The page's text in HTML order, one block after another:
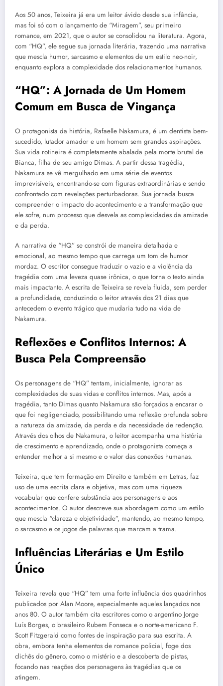
Aos 50 anos, Teixeira já era um leitor ávido desde sua infância,
mas foi só com o lançamento de “Miragem”, seu primeiro
romance, em 2021, que o autor se consolidou na literatura. Agora,
com “HQ”, ele segue sua jornada literária, trazendo uma narrativa
que mescla humor, sarcasmo e elementos de um estilo neo-noir,
enquanto explora a complexidade dos relacionamentos humanos.
“HQ”: A Jornada de Um Homem
Comum em Busca de Vingança
O protagonista da história, Rafaelle Nakamura, é um dentista bem-
sucedido, lutador amador e um homem sem grandes aspirações.
Sua vida rotineira é completamente abalada pela morte brutal de
Bianca, filha de seu amigo Dimas. A partir dessa tragédia,
Nakamura se vê mergulhado em uma série de eventos
imprevisíveis, encontrando-se com figuras extraordinárias e sendo
confrontado com revelações perturbadoras. Sua jornada busca
compreender o impacto do acontecimento e a transformação que
ele sofre, num processo que desvela as complexidades da amizade
e da perda.
A narrativa de “HQ” se constrói de maneira detalhada e
emocional, ao mesmo tempo que carrega um tom de humor
mordaz. O escritor consegue traduzir o vazio e a violência da
tragédia com uma leveza quase irônica, o que torna o texto ainda
mais impactante. A escrita de Teixeira se revela fluida, sem perder
a profundidade, conduzindo o leitor através dos 21 dias que
antecedem o evento trágico que mudaria tudo na vida de
Nakamura.
Reflexões e Conflitos Internos: A
Busca Pela Compreensão
Os personagens de “HQ” tentam, inicialmente, ignorar as
complexidades de suas vidas e conflitos internos. Mas, após a
tragédia, tanto Dimas quanto Nakamura são forçados a encarar o
que foi negligenciado, possibilitando uma reflexão profunda sobre
a natureza da amizade, da perda e da necessidade de redenção.
Através dos olhos de Nakamura, o leitor acompanha uma história
de crescimento e aprendizado, onde o protagonista começa a
entender melhor a si mesmo e o valor das conexões humanas.
Teixeira, que tem formação em Direito e também em Letras, faz
uso de uma escrita clara e objetiva, mas com uma riqueza
vocabular que confere substância aos personagens e aos
acontecimentos. O autor descreve sua abordagem como um estilo
que mescla “clareza e objetividade”, mantendo, ao mesmo tempo,
o sarcasmo e os jogos de palavras que marcam a trama.
Influências Literárias e Um Estilo
Único
Teixeira revela que “HQ” tem uma forte influência dos quadrinhos
publicados por Alan Moore, especialmente aqueles lançados nos
anos 80. O autor também cita escritores como o argentino Jorge
Luís Borges, o brasileiro Rubem Fonseca e o norte-americano F.
Scott Fitzgerald como fontes de inspiração para sua escrita. A
obra, embora tenha elementos de romance policial, foge dos
clichês do gênero, como o mistério e a descoberta de pistas,
focando nas reações dos personagens às tragédias que os
atingem.